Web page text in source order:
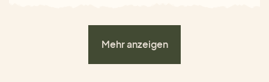
Mehr anzeigen